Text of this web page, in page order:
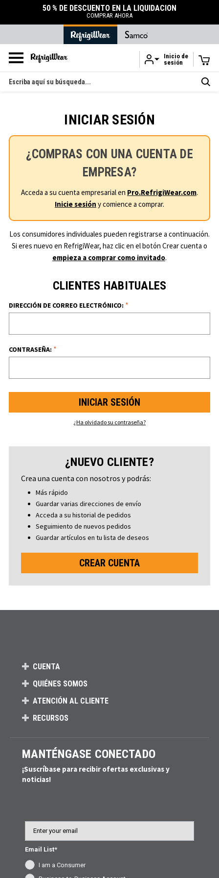
Ir al contenido principal
50 % DE DESCUENTO EN LA LIQUIDACIÓN
COMPRAR AHORA
Inicio de
sesión
Buscar
en
INICIAR SESIÓN
¿COMPRAS CON UNA CUENTA DE
EMPRESA?
Acceda a su cuenta empresarial en Pro.RefrigiWear.com.
Inicie sesión y comience a comprar.
Los consumidores individuales pueden registrarse a continuación.
Si eres nuevo en RefrigiWear, haz clic en el botón Crear cuenta o
empieza a comprar como invitado.
CLIENTES HABITUALES
DIRECCIÓN DE CORREO ELECTRÓNICO: *
CONTRASEÑA: *
¿Ha olvidado su contraseña?
¿NUEVO CLIENTE?
Crea una cuenta con nosotros y podrás:
Más rápido
Guardar varias direcciones de envío
Acceda a su historial de pedidos
Seguimiento de nuevos pedidos
Guardar artículos en tu lista de deseos
CREAR CUENTA
CUENTA
QUIÉNES SOMOS
ATENCIÓN AL CLIENTE
RECURSOS
MANTÉNGASE CONECTADO
¡Suscríbase para recibir ofertas exclusivas y
noticias!
Email List*
I am a Consumer